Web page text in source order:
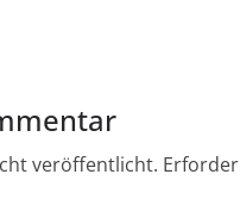
veröffentlicht.